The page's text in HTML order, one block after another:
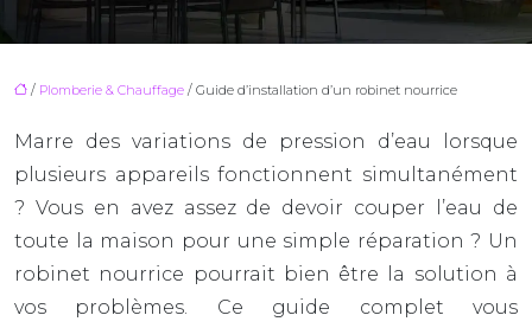
/ Plomberie & Chauffage / Guide d’installation d’un robinet nourrice
Marre des variations de pression d’eau lorsque
plusieurs appareils fonctionnent simultanément
? Vous en avez assez de devoir couper l’eau de
toute la maison pour une simple réparation ? Un
robinet nourrice pourrait bien être la solution à
vos problèmes. Ce guide complet vous